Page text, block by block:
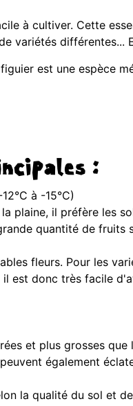
à cultiver. Cette
variétés
est une espèce
:
à -15°C)
plaine, il préfère les
quantité de
fleurs. Pour les
est donc très facile
et plus grosses
également
la qualité du sol et